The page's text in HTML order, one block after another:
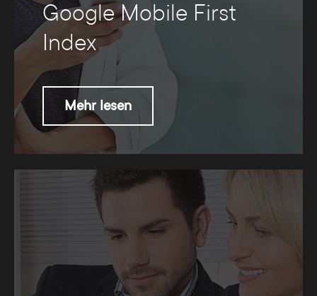
Google Mobile First
Index
Mehr lesen